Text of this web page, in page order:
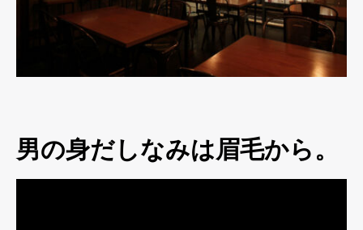
男の身だしなみは眉毛から。